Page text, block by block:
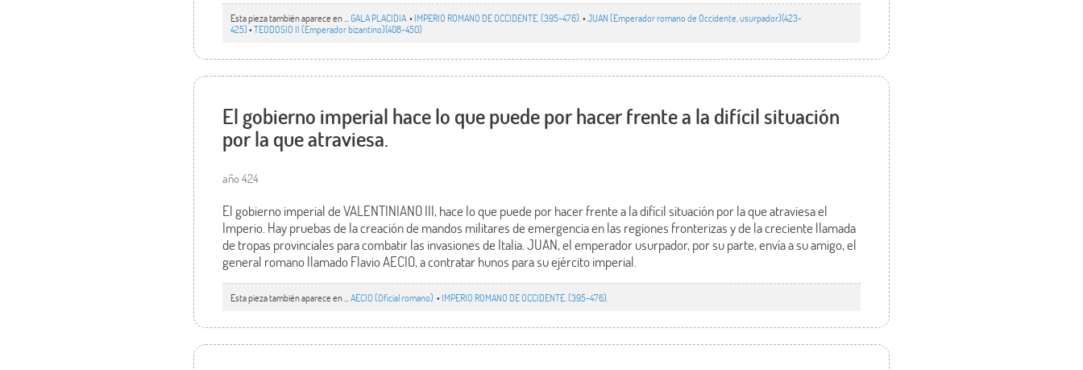
Esta pieza también aparece en ...GALA PLACIDIA • IMPERIO ROMANO DE OCCIDENTE. (395-476). •JUAN (Emperador romano de Occidente, usurpador)(423-
425)•TEODOSIO II (Emperador bizantino)(408-450)
El gobierno imperial hace lo que puede por hacer frente a la difícil situación
por la que atraviesa.
año 424
El gobierno imperial de VALENTINIANO III, hace lo que puede por hacer frente a la difícil situación por la que atraviesa el
Imperio. Hay pruebas de la creación de mandos militares de emergencia en las regiones fronterizas y de la creciente llamada
de tropas provinciales para combatir las invasiones de Italia. JUAN, el emperador usurpador, por su parte, envía a su amigo, el
general romano llamado Flavio AECIO, a contratar hunos para su ejército imperial.
Esta pieza también aparece en ...AECIO (Oficial romano) • IMPERIO ROMANO DE OCCIDENTE. (395-476).